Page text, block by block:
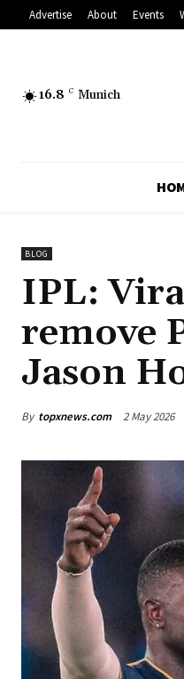
Advertise About Events
16.8 C Munich
BLOG
IPL:
remove
Jason
By topxnews.com 2 May 2026